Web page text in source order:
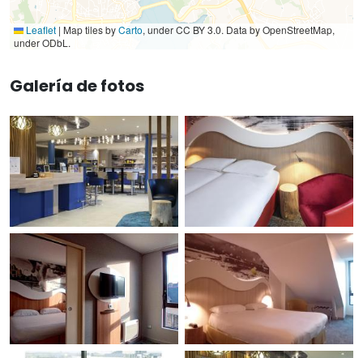
Leaflet | Map tiles byCarto, under CC BY 3.0. Data by OpenStreetMap,
under ODbL.
Galería de fotos